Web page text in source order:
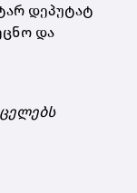
დეპუტატ
და